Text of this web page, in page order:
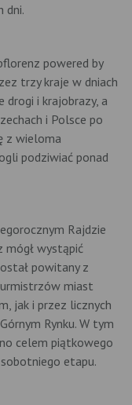
dni.
powered by
trzy kraje w dniach
i krajobrazy, a
i Polsce po
z wieloma
podziwiać ponad
Rajdzie
mógł wystąpić
powitany z
miast
jak i przez licznych
Rynku. W tym
celem piątkowego
etapu.